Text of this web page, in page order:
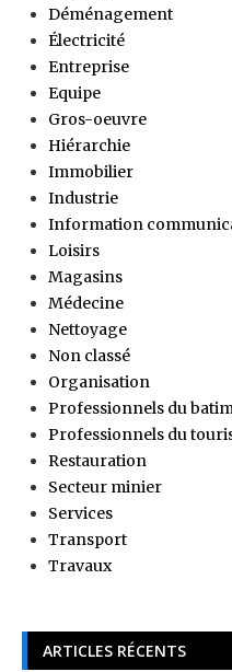
Déménagement
Électricité
Entreprise
Equipe
Gros-oeuvre
Hiérarchie
Immobilier
Industrie
Information
Loisirs
Magasins
Médecine
Nettoyage
Non classé
Organisation
Professionnels du
Professionnels du
Restauration
Secteur minier
Services
Transport
Travaux
ARTICLES RÉCENTS